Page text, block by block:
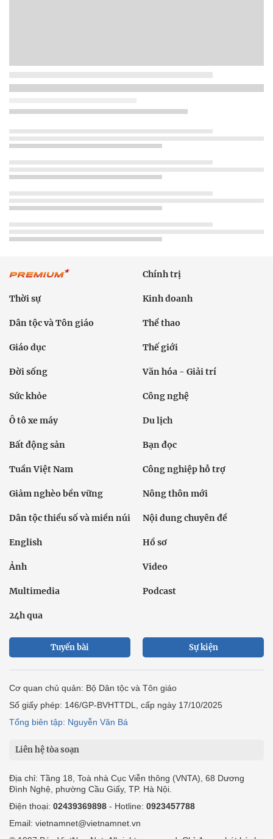
Chính trị
Thời sự Kinh doanh
Dân tộc và Tôn giáo Thể thao
Giáo dục Thế giới
Đời sống Văn hóa - Giải trí
Sức khỏe Công nghệ
Ô tô xe máy Du lịch
Bất động sản Bạn đọc
Tuần Việt Nam Công nghiệp hỗ trợ
Giảm nghèo bền vững Nông thôn mới
Dân tộc thiểu số và miền núi Nội dung chuyên đề
English Hồ sơ
Ảnh Video
Multimedia Podcast
24h qua
Tuyến bài Sự kiện
Cơ quan chủ quản: Bộ Dân tộc và Tôn giáo
Số giấy phép: 146/GP-BVHTTDL, cấp ngày 17/10/2025
Tổng biên tập: Nguyễn Văn Bá
Liên hệ tòa soạn
Địa chỉ: Tầng 18, Toà nhà Cục Viễn thông (VNTA), 68 Dương
Đình Nghệ, phường Cầu Giấy, TP. Hà Nội.
Điện thoại: 02439369898 - Hotline: 0923457788
Email: vietnamnet@vietnamnet.vn